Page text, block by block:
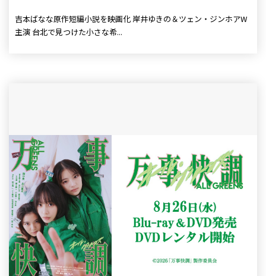
吉本ばなな原作短編小説を映画化 岸井ゆきの＆ツェン・ジンホアW
主演 台北で見つけた小さな希...